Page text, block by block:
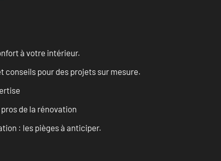
à votre intérieur.
conseils pour des projets sur mesure.
de la rénovation
: les pièges à anticiper.